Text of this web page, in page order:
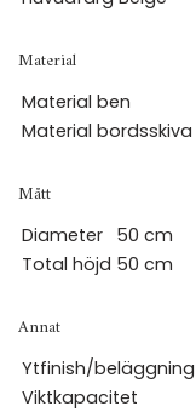
Material
Material ben
Material bordsskiva
Mått
Diameter 50 cm
Total höjd 50 cm
Annat
Ytfinish/beläggning
Viktkapacitet